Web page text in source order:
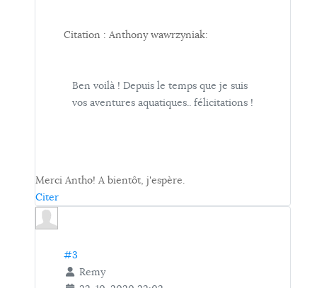
Citation : Anthony wawrzyniak:
Ben voilà ! Depuis le temps que je suis
vos aventures aquatiques.. félicitations !
Merci Antho! A bientôt, j'espère.
Citer
#3
Remy